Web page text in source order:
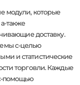
модули, которые
также
доставку.
с-целью
и статистические
торговли. Каждые
помощью